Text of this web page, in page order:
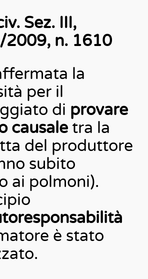
Sez. III,
n. 1610
la
per il
di provare
causaletra la
del produttore
subito
ai polmoni).
è stato